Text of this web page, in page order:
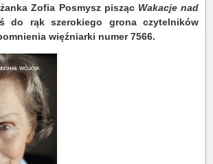
Zofia Posmysz pisząc Wakacje nad
do rąk szerokiego grona czytelników
więźniarki numer 7566.